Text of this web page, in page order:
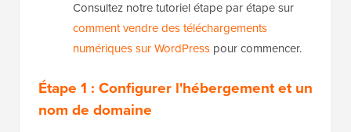
Consultez notre tutoriel étape par étape sur
comment vendre des téléchargements
numériques sur WordPress pour commencer.
Étape 1 : Configurer l'hébergement et un
nom de domaine